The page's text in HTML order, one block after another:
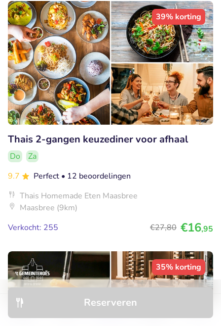
Reserveren
39% korting
Thais 2-gangen keuzediner voor afhaal
Do
Za
9.7
Perfect • 12 beoordelingen
Thais Homemade Eten Maasbree
Maasbree (9km)
Verkocht: 255
€27,80 €16,95
35% korting